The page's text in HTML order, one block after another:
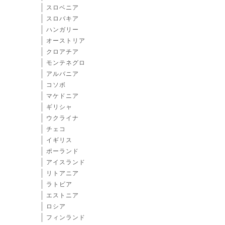
スロベニア
スロバキア
ハンガリー
オーストリア
クロアチア
モンテネグロ
アルバニア
コソボ
マケドニア
ギリシャ
ウクライナ
チェコ
イギリス
ポーランド
アイスランド
リトアニア
ラトビア
エストニア
ロシア
フィンランド